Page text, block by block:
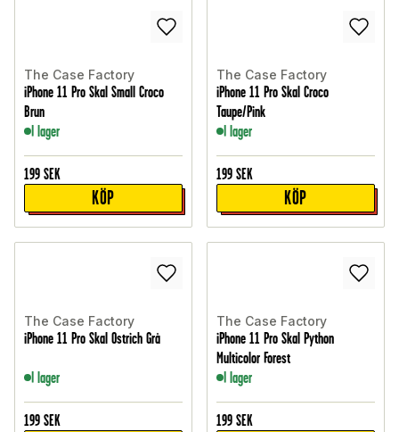
The Case Factory
iPhone 11 Pro Skal Small Croco
Brun
I lager
199 SEK
KÖP
The Case Factory
iPhone 11 Pro Skal Croco
Taupe/Pink
I lager
199 SEK
KÖP
The Case Factory
iPhone 11 Pro Skal Ostrich Grå
I lager
199 SEK
The Case Factory
iPhone 11 Pro Skal Python
Multicolor Forest
I lager
199 SEK